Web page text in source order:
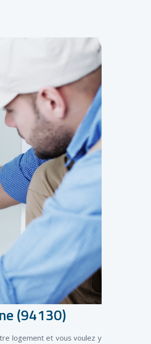
(94130)
logement et vous voulez y